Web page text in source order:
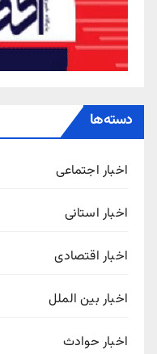
دسته‌ها
اخبار اجتماعی
اخبار استانی
اخبار اقتصادی
اخبار بین الملل
اخبار حوادث